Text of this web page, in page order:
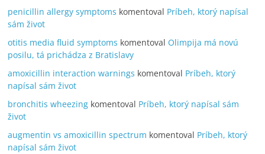
penicillin allergy symptoms komentoval Príbeh, ktorý napísal
sám život
otitis media fluid symptoms komentoval Olimpija má novú
posilu, tá prichádza z Bratislavy
amoxicillin interaction warnings komentoval Príbeh, ktorý
napísal sám život
bronchitis wheezing komentoval Príbeh, ktorý napísal sám
život
augmentin vs amoxicillin spectrum komentoval Príbeh, ktorý
napísal sám život